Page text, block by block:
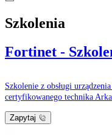
Szkolenia
Fortinet -
Szkolenie z obsługi
certyfikowanego technika
Zapytaj